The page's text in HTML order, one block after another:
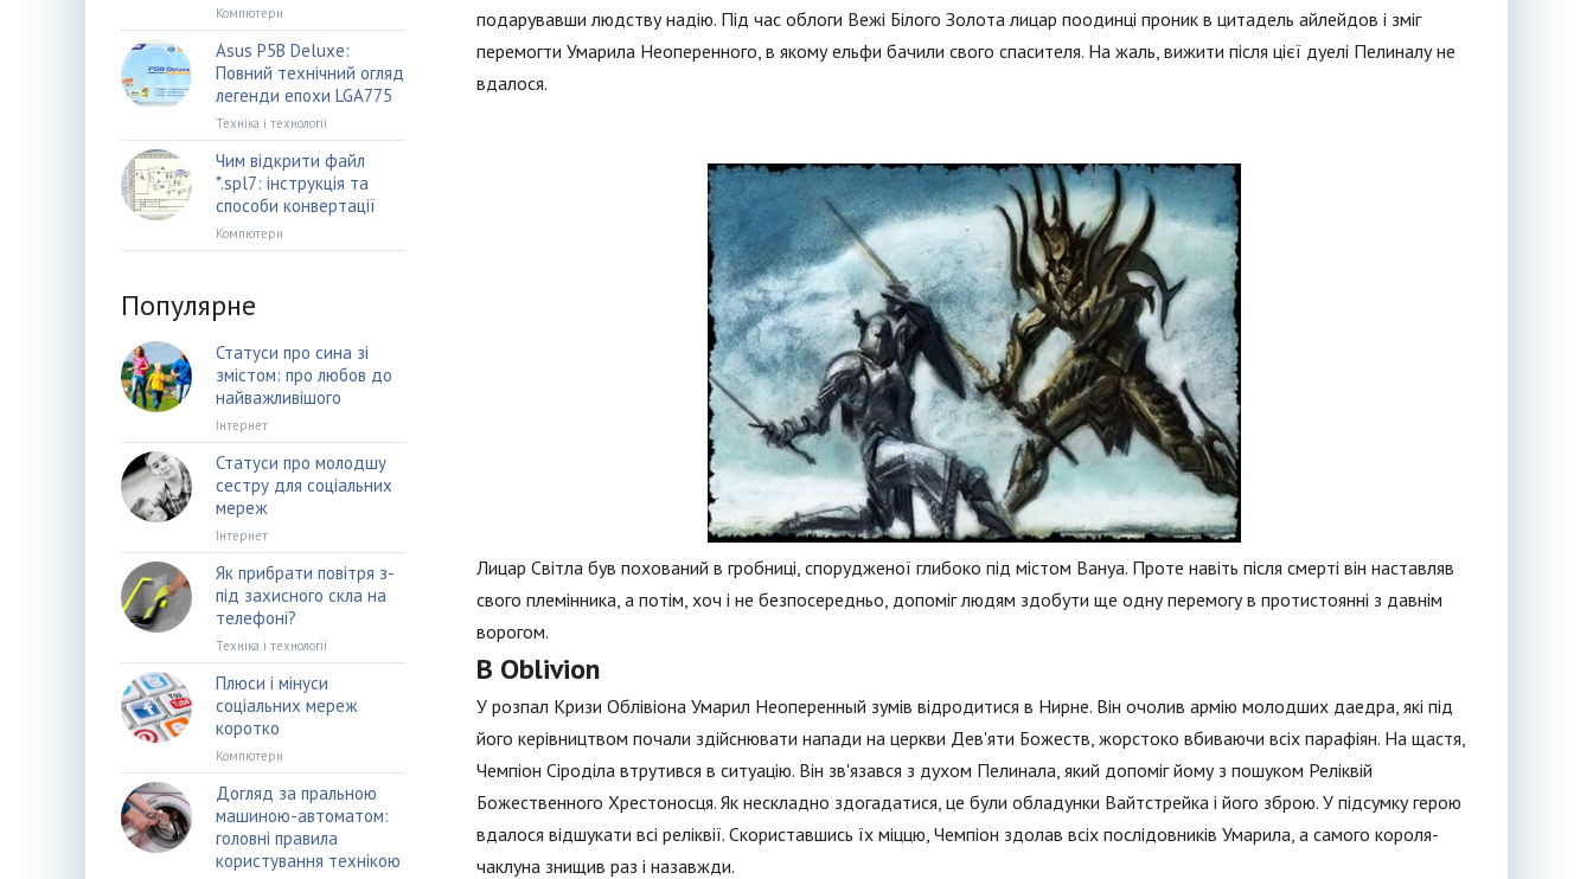
подарувавши людству надію. Під час облоги Вежі Білого Золота лицар поодинці проник в цитадель айлейдов і зміг
перемогти Умарила Неоперенного, в якому ельфи бачили свого спасителя. На жаль, вижити після цієї дуелі Пелиналу не
вдалося.
Лицар Світла був похований в гробниці, спорудженої глибоко під містом Вануа. Проте навіть після смерті він наставляв
свого племінника, а потім, хоч і не безпосередньо, допоміг людям здобути ще одну перемогу в протистоянні з давнім
ворогом.
В Oblivion
У розпал Кризи Облівіона Умарил Неоперенный зумів відродитися в Нирне. Він очолив армію молодших даедра, які під
його керівництвом почали здійснювати напади на церкви Дев'яти Божеств, жорстоко вбиваючи всіх парафіян. На щастя,
Чемпіон Сіроділа втрутився в ситуацію. Він зв'язався з духом Пелинала, який допоміг йому з пошуком Реліквій
Божественного Хрестоносця. Як нескладно здогадатися, це були обладунки Вайтстрейка і його зброю. У підсумку герою
вдалося відшукати всі реліквії. Скориставшись їх міццю, Чемпіон здолав всіх послідовників Умарила, а самого короля-
чаклуна знищив раз і назавжди.
Компютери
Asus P5B Deluxe:
Повний технічний огляд
легенди епохи LGA775
Техніка і технології
Чим відкрити файл
*.spl7: інструкція та
способи конвертації
Компютери
Популярне
Статуси про сина зі
змістом: про любов до
найважливішого
Інтернет
Статуси про молодшу
сестру для соціальних
мереж
Інтернет
Як прибрати повітря з-
під захисного скла на
телефоні?
Техніка і технології
Плюси і мінуси
соціальних мереж
коротко
Компютери
Догляд за пральною
машиною-автоматом:
головні правила
користування технікою